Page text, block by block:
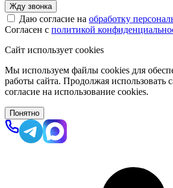
Жду звонка
Даю согласие на обработку
Согласен с политикой
Сайт использует cookies
Мы используем файлы cookies для
работы сайта. Продолжая использовать
согласие на использование cookies.
Понятно